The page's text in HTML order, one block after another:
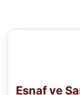
Esnaf ve